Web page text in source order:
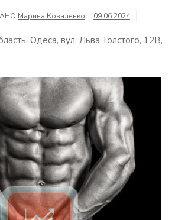
Марина Коваленко
09.06.2024
Одеса, вул. Льва Толстого, 12В,